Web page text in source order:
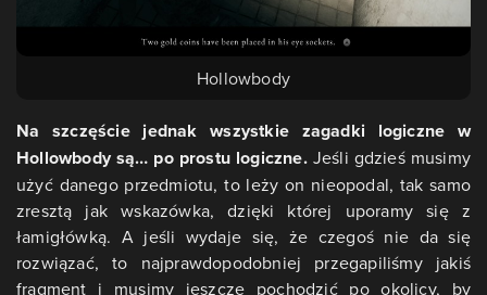
Hollowbody
Na szczęście jednak wszystkie zagadki logiczne w
Hollowbody są… po prostu logiczne. Jeśli gdzieś musimy
użyć danego przedmiotu, to leży on nieopodal, tak samo
zresztą jak wskazówka, dzięki której uporamy się z
łamigłówką. A jeśli wydaje się, że czegoś nie da się
rozwiązać, to najprawdopodobniej przegapiliśmy jakiś
fragment i musimy jeszcze pochodzić po okolicy, by